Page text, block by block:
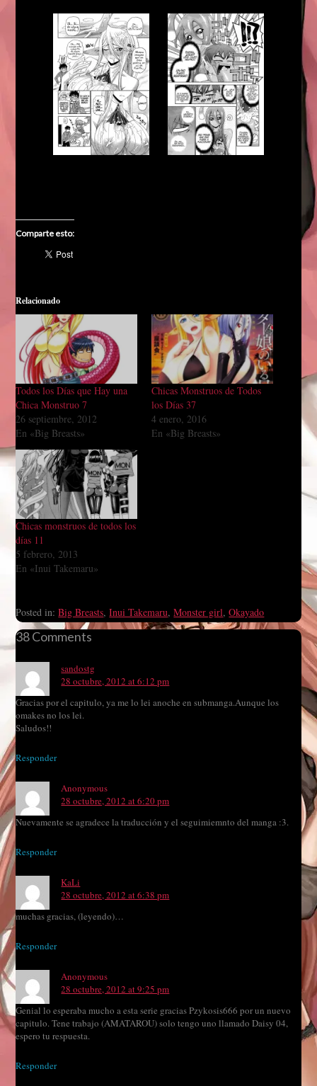
Comparte esto:
Relacionado
Todos los Días que Hay una
Chica Monstruo 7
26 septiembre, 2012
En «Big Breasts»
Chicas Monstruos de Todos
los Días 37
4 enero, 2016
En «Big Breasts»
Chicas monstruos de todos los
días 11
5 febrero, 2013
En «Inui Takemaru»
Posted in:Big Breasts,Inui Takemaru,Monster girl,Okayado
38 Comments
sandostg
28 octubre, 2012 at 6:12 pm
Gracias por el capitulo, ya me lo lei anoche en submanga.Aunque los
omakes no los lei.
Saludos!!
Responder
Anonymous
28 octubre, 2012 at 6:20 pm
Nuevamente se agradece la traducción y el seguimiemnto del manga :3.
Responder
KaLi
28 octubre, 2012 at 6:38 pm
muchas gracias, (leyendo)…
Responder
Anonymous
28 octubre, 2012 at 9:25 pm
Genial lo esperaba mucho a esta serie gracias Pzykosis666 por un nuevo
capitulo. Tene trabajo (AMATAROU) solo tengo uno llamado Daisy 04,
espero tu respuesta.
Responder